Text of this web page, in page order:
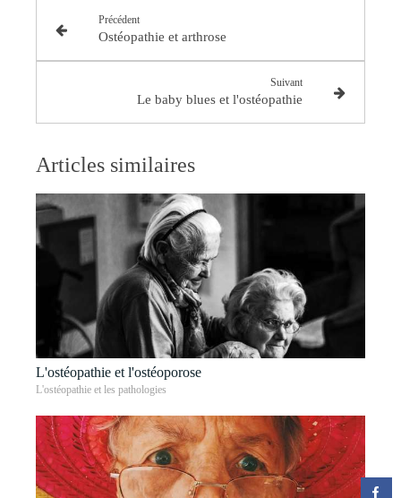
Précédent
Ostéopathie et arthrose
Suivant
Le baby blues et l'ostéopathie
Articles similaires
L'ostéopathie et l'ostéoporose
L'ostéopathie et les pathologies